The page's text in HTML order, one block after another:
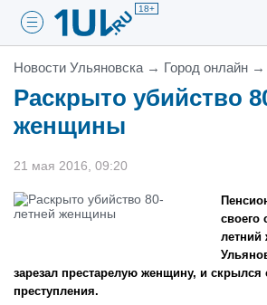
18+
Новости Ульяновска → Город онлайн →
Раскрыто убийство
женщины
21 мая 2016, 09:20
своего
летний
зарезал престарелую женщину, и скрылся
преступления.